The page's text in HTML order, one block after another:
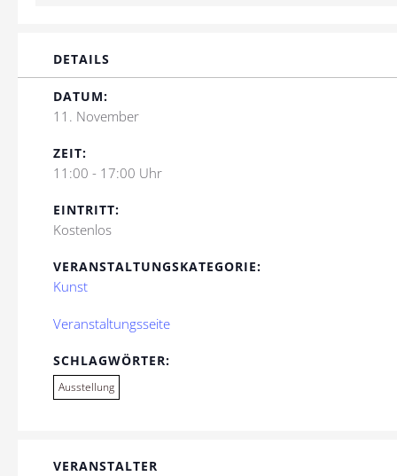
DETAILS
DATUM:
11. November
ZEIT:
11:00 - 17:00 Uhr
EINTRITT:
Kostenlos
VERANSTALTUNGSKATEGORIE:
Kunst
Veranstaltungsseite
SCHLAGWÖRTER:
Ausstellung
VERANSTALTER